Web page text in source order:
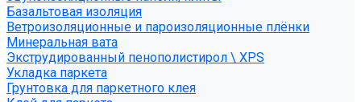
Базальтовая изоляция
Ветроизоляционные и пароизоляционные плёнки
Минеральная вата
Экструдированный пенополистирол \ XPS
Укладка паркета
Грунтовка для паркетного клея